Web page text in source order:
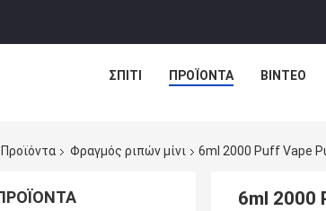
ΣΠΊΤΙ ΠΡΟΪΌΝΤΑ ΒΊΝΤΕΟ
Προϊόντα Φραγμός ριπών μίνι 6ml 2000 Puff Vape
6ml 2000